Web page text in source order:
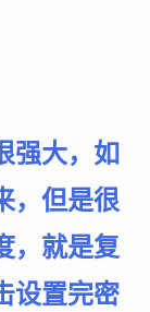
强大，如
，但是很
，就是复
设置完密